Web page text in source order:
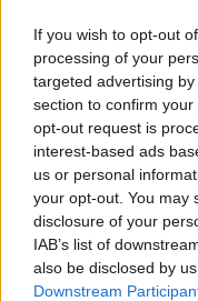
If you wish to opt-out
processing of your
targeted advertising
section to confirm
opt-out request is
interest-based ads
us or personal
your opt-out. You may
disclosure of your
IAB’s list of
also be disclosed by
Downstream
«νταμπάνι»
Λέσβιους) χωρίς
ένα χώρο να
Λιμεναρχείο το
Σώματος, για
και για...
ξαλάφρωσε» είναι
καθότι του ήχου
βοηθούσης κάποια
τουαλέτα βρε